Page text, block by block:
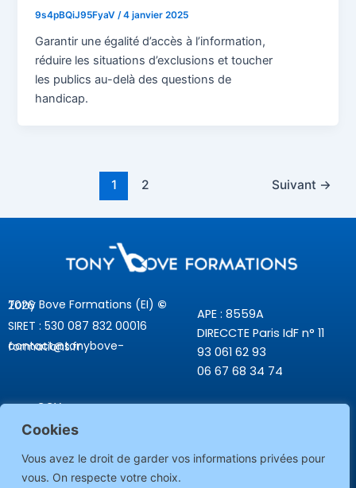
Cookies
Vous avez le droit de garder vos informations privées pour
vous. On respecte votre choix.
9s4pBQiJ95FyaV/4 janvier 2025
Garantir une égalité d’accès à l’information,
réduire les situations d’exclusions et toucher
les publics au-delà des questions de
handicap.
1 2 Suivant →
Tony Bove Formations (EI) ©
2026
SIRET : 530 087 832 00016
contact@tonybove-formations.fr
APE : 8559A
DIRECCTE Paris IdF n° 11
93 061 62 93
06 67 68 34 74
CGV
Nos engagements
Démarche qualité
Mentions légales